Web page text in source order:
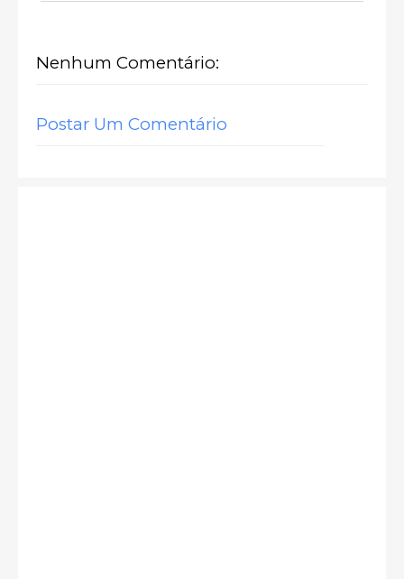
Nenhum Comentário:
Postar Um Comentário